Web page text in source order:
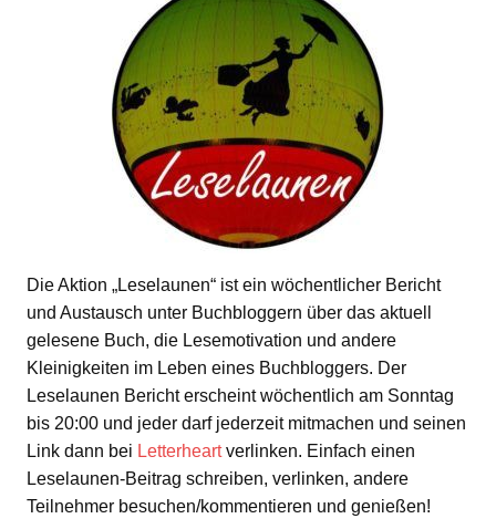
Die Aktion „Leselaunen“ ist ein wöchentlicher Bericht
und Austausch unter Buchbloggern über das aktuell
gelesene Buch, die Lesemotivation und andere
Kleinigkeiten im Leben eines Buchbloggers. Der
Leselaunen Bericht erscheint wöchentlich am Sonntag
bis 20:00 und jeder darf jederzeit mitmachen und seinen
Link dann bei Letterheartverlinken. Einfach einen
Leselaunen-Beitrag schreiben, verlinken, andere
Teilnehmer besuchen/kommentieren und genießen!